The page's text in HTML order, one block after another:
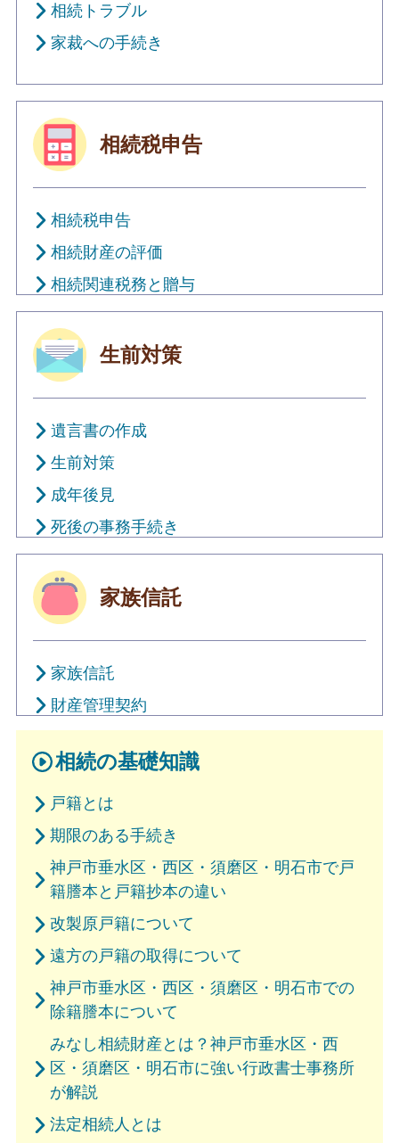
相続トラブル
家裁への手続き
相続税申告
相続税申告
相続財産の評価
相続関連税務と贈与
生前対策
遺言書の作成
生前対策
成年後見
死後の事務手続き
家族信託
家族信託
財産管理契約
相続の基礎知識
戸籍とは
期限のある手続き
神戸市垂水区・西区・須磨区・明石市で戸
籍謄本と戸籍抄本の違い
改製原戸籍について
遠方の戸籍の取得について
神戸市垂水区・西区・須磨区・明石市での
除籍謄本について
みなし相続財産とは？神戸市垂水区・西
区・須磨区・明石市に強い行政書士事務所
が解説
法定相続人とは